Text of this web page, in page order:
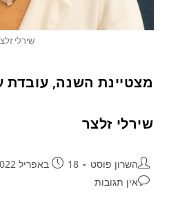
שירלי
מצטיינת השנה, עובדת
שירלי זלצר
השרון פוסט 18 באפריל 2022
אין תגובות